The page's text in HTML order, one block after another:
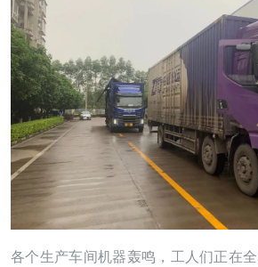
各个生产车间机器轰鸣，工人们正在